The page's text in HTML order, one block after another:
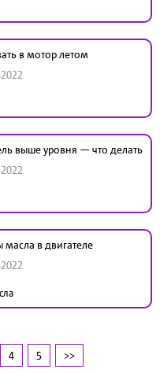
в мотор летом
выше уровня — что делать
в двигателе
4 5 >>